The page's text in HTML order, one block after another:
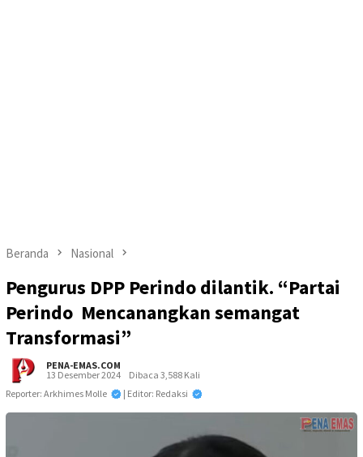
Beranda Nasional
Pengurus DPP Perindo dilantik. “Partai
Perindo Mencanangkan semangat
Transformasi”
PENA-EMAS.COM
13 Desember 2024
Dibaca 3,588 Kali
Reporter: Arkhimes Molle
| Editor: Redaksi